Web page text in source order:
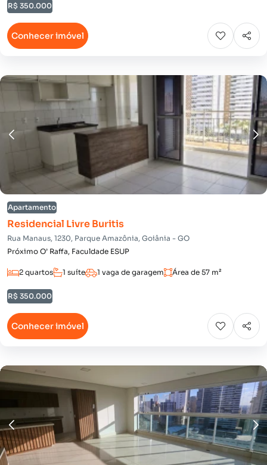
R$ 350.000
Conhecer imóvel
Apartamento
Residencial Livre Buritis
Rua Manaus, 1230, Parque Amazônia, Goiânia - GO
Próximo O’ Raffa, Faculdade ESUP
2 quartos 1 suíte 1 vaga de garagem Área de 57 m²
R$ 350.000
Conhecer imóvel